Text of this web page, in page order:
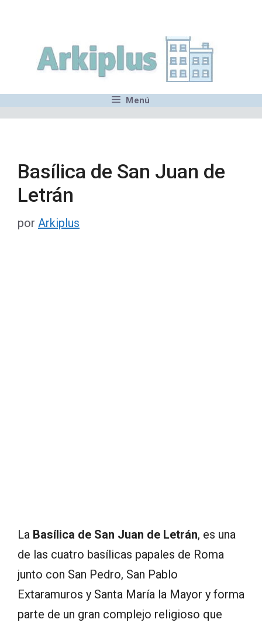
contenido
Menú
Basílica de San Juan de
Letrán
por Arkiplus
La Basílica de San Juan de Letrán, es una
de las cuatro basílicas papales de Roma
junto con San Pedro, San Pablo
Extaramuros y Santa María la Mayor y forma
parte de un gran complejo religioso que